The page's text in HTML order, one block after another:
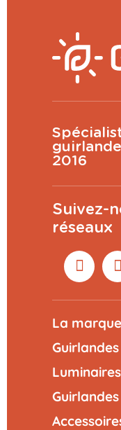
2016
Suivez-
réseaux
La marque